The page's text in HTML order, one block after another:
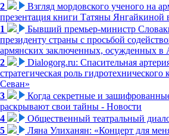
2
Взгляд мордовского ученого на
презентация книги Татяны Янгайкиной
1
Бывший премьер-министр
президенту страны с просьбой
армянских заключенных, осужденных в
2
Dialogorg.ru: Спасительная
стратегическая роль
Севан»
3
Когда секретные и
раскрывают свои тайны - Новости
4
Общественный театральный
5
Ляна Улиханян: «Концерт для